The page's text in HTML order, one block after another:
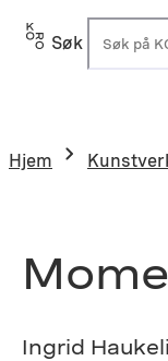
Hopp
Søk
Hjem
Ingrid